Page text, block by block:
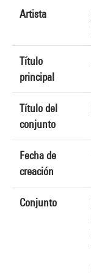
Artista
Título
principal
Título del
conjunto
Fecha de
creación
Conjunto